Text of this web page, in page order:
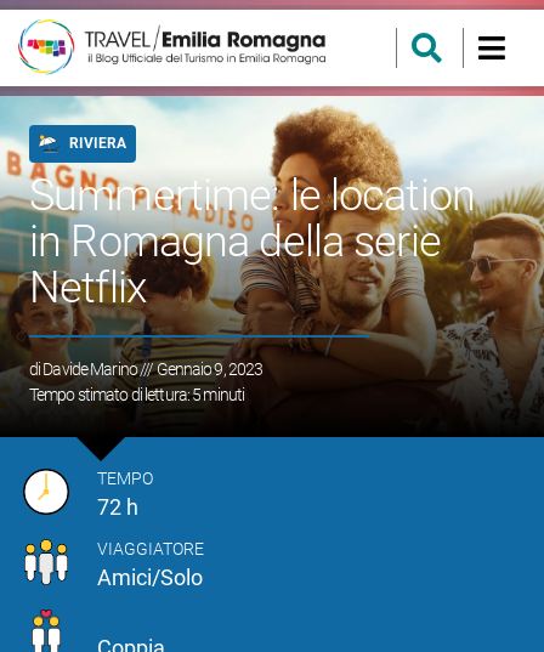
RIVIERA
Summertime: le location
in Romagna della serie
Netflix
diDavide Marino/// Gennaio 9, 2023
Tempo stimato di lettura:5minuti
TEMPO
72 h
VIAGGIATORE
Amici/Solo